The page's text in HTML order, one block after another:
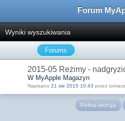
Forum
Wyniki wyszukiwania
Forums
2015-05 Reżimy -
W MyApple Magazyn
Napisano 21 sie 2015 10:43 przez tomasz
Pełna wersja